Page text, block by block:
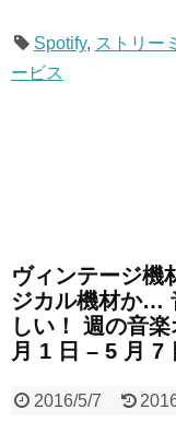
Spotify, ストリー
ービス
ヴィンテージ機
ジカル機材か…
しい！ 週の音
月 1 日 – 5 月 7
2016/5/7